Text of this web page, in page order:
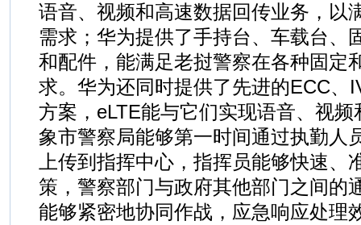
语音、视频和高速数据回传业务，以
需求；华为提供了手持台、车载台、
和配件，能满足老挝警察在各种固定
求。华为还同时提供了先进的ECC、
方案，eLTE能与它们实现语音、视
象市警察局能够第一时间通过执勤人
上传到指挥中心，指挥员能够快速、
策，警察部门与政府其他部门之间的
能够紧密地协同作战，应急响应处理